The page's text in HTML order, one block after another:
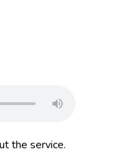
the service.